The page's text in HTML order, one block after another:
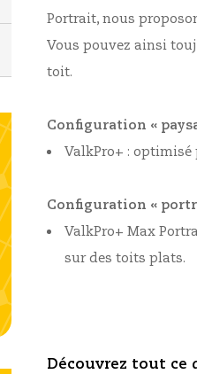
Portrait, nous
Vous pouvez ainsi
toit.
Configuration «
ValkPro+ : optimisé
Configuration «
ValkPro+ Max
sur des toits plats.
Découvrez tout ce